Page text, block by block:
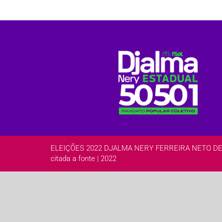
ELEIÇÕES 2022 DJALMA NERY FERREIRA NETO
citada a fonte | 2022